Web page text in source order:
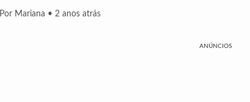
Por Mariana • 2 anos atrás
ANÚNCIOS